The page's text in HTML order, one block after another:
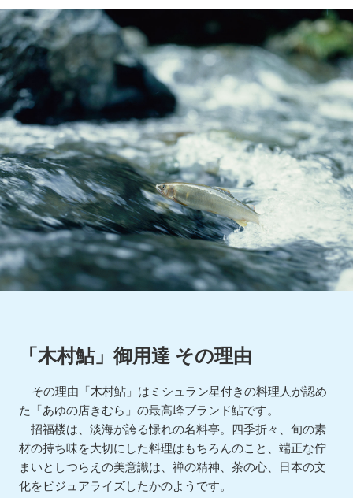
「木村鮎」御用達 その理由
その理由「木村鮎」はミシュラン星付きの料理人が認め
た「あゆの店きむら」の最高峰ブランド鮎です。
招福楼は、淡海が誇る憬れの名料亭。四季折々、旬の素
材の持ち味を大切にした料理はもちろんのこと、端正な佇
まいとしつらえの美意識は、禅の精神、茶の心、日本の文
化をビジュアライズしたかのようです。